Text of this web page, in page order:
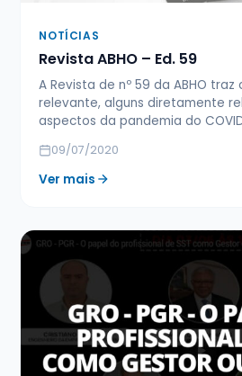
NOTÍCIAS
Revista ABHO – Ed. 59
A Revista de nº 59 da ABHO
relevante, alguns diretamente
aspectos da pandemia do
09/07/2020
Ver mais